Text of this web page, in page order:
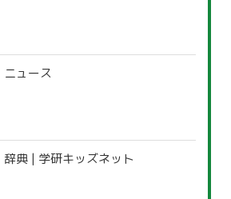
ニュース
辞典 | 学研キッズネット